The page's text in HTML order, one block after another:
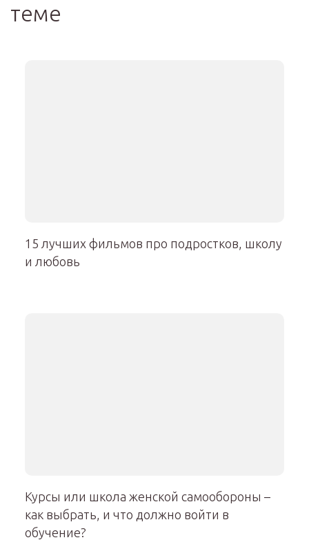
теме
15 лучших фильмов про подростков, школу
и любовь
Курсы или школа женской самообороны –
как выбрать, и что должно войти в
обучение?